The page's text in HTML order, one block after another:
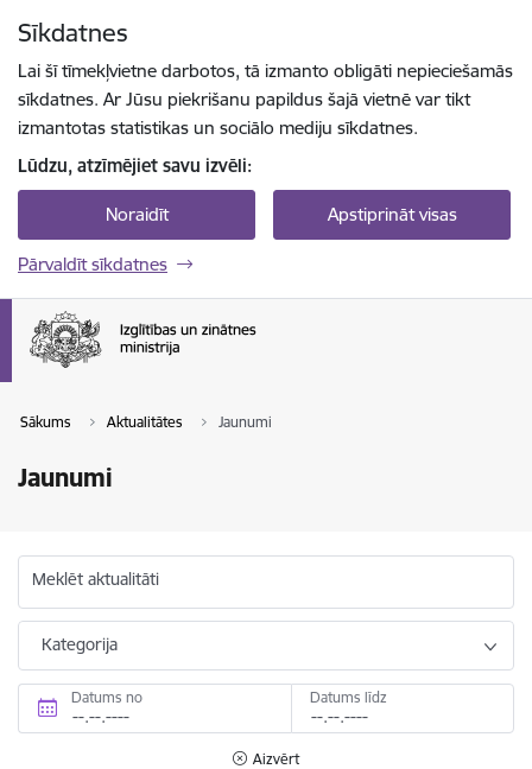
Sīkdatnes
Lai šī tīmekļvietne darbotos, tā izmanto obligāti nepieciešamās
sīkdatnes. Ar Jūsu piekrišanu papildus šajā vietnē var tikt
izmantotas statistikas un sociālo mediju sīkdatnes.
Lūdzu, atzīmējiet savu izvēli:
Noraidīt Apstiprināt visas
Pārvaldīt sīkdatnes
Sākums Aktualitātes Jaunumi
Jaunumi
Meklēt aktualitāti
Kategorija
Datums no Datums līdz
Aizvērt